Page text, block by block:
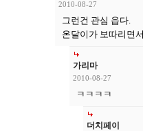
2010-08-27
그런건 관심 읍다.
온달이가 보따리면
가리마
2010-08-27
ㅋㅋㅋㅋ
더치페이